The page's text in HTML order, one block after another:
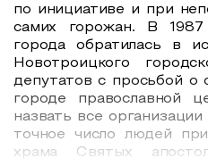
по инициативе и при
самих горожан. В
города обратилась в
Новотроицкого
депутатов с просьбой о
городе православной
назвать все
точное число людей
храма Святых